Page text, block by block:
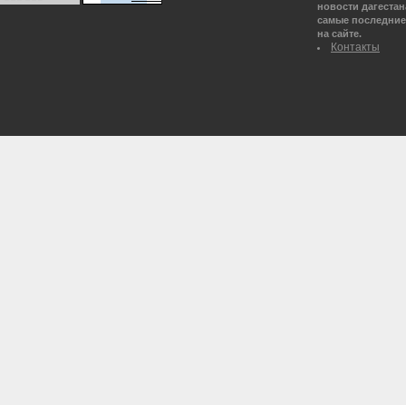
новости
самые
на сайте.
Контакты